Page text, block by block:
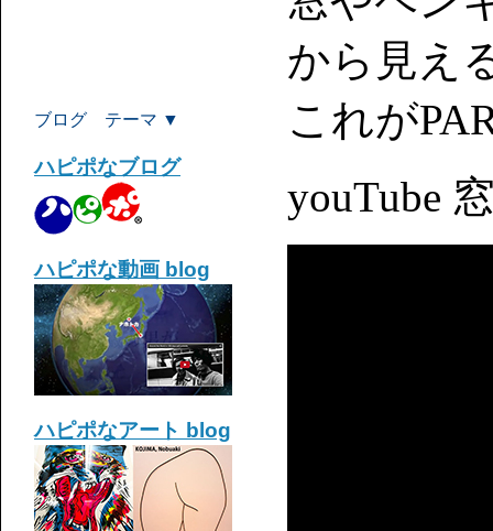
ブログ テーマ ▼
ハピポなブログ
ハピポな動画 blog
ハピポなアート blog
から見え
これが
youTube